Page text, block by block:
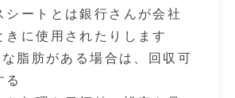
シートとは銀行さんが会社
きに使用されたりします
脂肪がある場合は、回収可
る